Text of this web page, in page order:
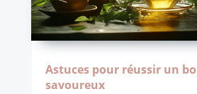
Astuces pour réussir un
savoureux